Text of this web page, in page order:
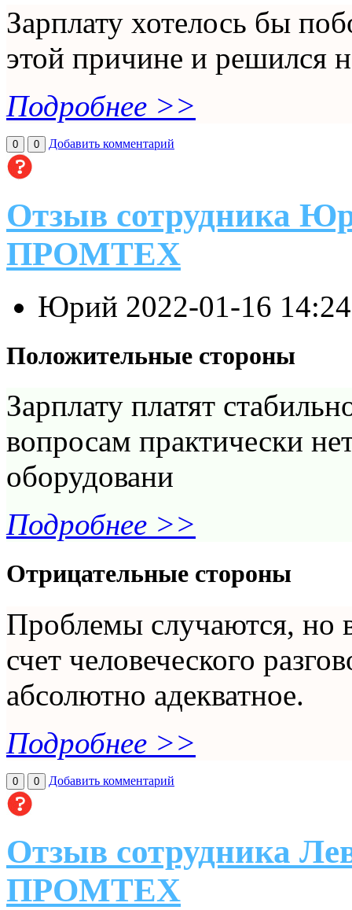
Зарплату хотелось бы
этой причине и решился
Подробнее >>
0 0 Добавить комментарий
Отзыв сотрудника
ПРОМТЕХ
Юрий 2022-01-16
Положительные стороны
Зарплату платят
вопросам практически
оборудовани
Подробнее >>
Отрицательные стороны
Проблемы случаются, но
счет человеческого
абсолютно адекватное.
Подробнее >>
0 0 Добавить комментарий
Отзыв сотрудника
ПРОМТЕХ